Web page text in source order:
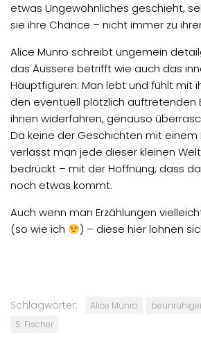
etwas Ungewöhnliches geschieht,
sie ihre Chance – nicht immer zu
Alice Munro schreibt ungemein
das Äussere betrifft wie auch das
Hauptfiguren. Man lebt und fühlt mit
den eventuell plötzlich auftretenden
ihnen widerfahren, genauso
Da keine der Geschichten mit einem
verlässt man jede dieser kleinen
bedrückt – mit der Hoffnung, dass
noch etwas kommt.
Auch wenn man Erzählungen
(so wie ich
) – diese hier lohnen
Schlagwörter: Alice Munro
S. Fischer